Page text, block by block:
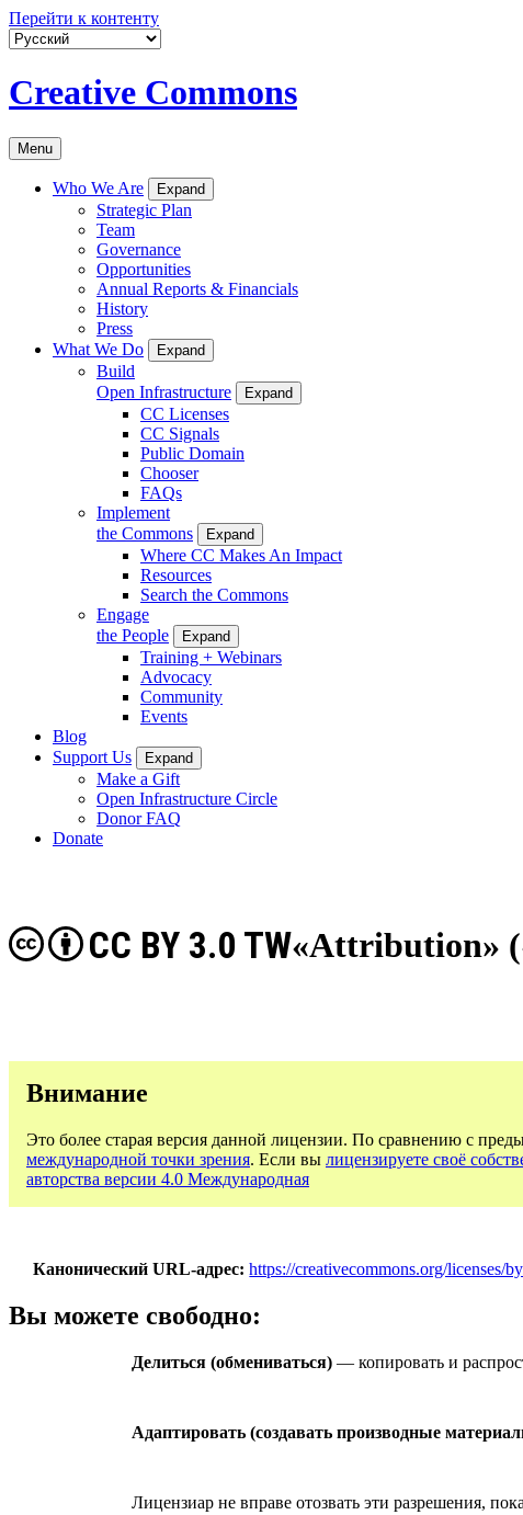
Перейти к контенту
Creative Commons
Menu
Who We Are Expand
Strategic Plan
Team
Governance
Opportunities
Annual Reports & Financials
History
Press
What We Do
Expand
Build
Open Infrastructure
Expand
CC Licenses
CC Signals
Public Domain
Chooser
FAQs
Implement
the Commons
Expand
Where CC Makes An Impact
Resources
Search the Commons
Engage
the People
Expand
Training + Webinars
Advocacy
Community
Events
Blog
Support Us
Expand
Make a Gift
Open Infrastructure Circle
Donor FAQ
Donate
«Attribution»
CC BY 3.0 TW
Внимание
Это более старая версия данной лицензии. По сравнению с
международной точки зрения. Если вы лицензируете своё
авторства версии 4.0 Международная
Канонический URL-адрес https://creativecommons.org/licenses/
Вы можете свободно:
Делиться (обмениваться) — копировать и
Адаптировать (создавать производные
Лицензиар не вправе отозвать эти разрешения,